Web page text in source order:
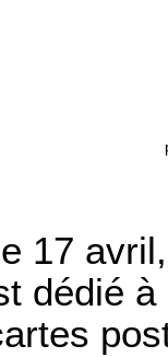
17
dédié